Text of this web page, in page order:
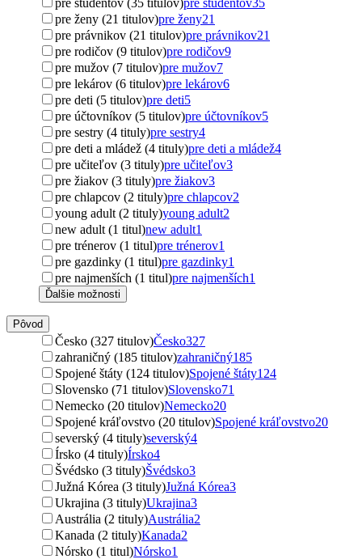
pre študentov (35 titulov)pre študentov35
pre ženy (21 titulov)pre ženy21
pre právnikov (21 titulov)pre právnikov21
pre rodičov (9 titulov)pre rodičov9
pre mužov (7 titulov)pre mužov7
pre lekárov (6 titulov)pre lekárov6
pre deti (5 titulov)pre deti5
pre účtovníkov (5 titulov)pre účtovníkov5
pre sestry (4 tituly)pre sestry4
pre deti a mládež (4 tituly)pre deti a mládež4
pre učiteľov (3 tituly)pre učiteľov3
pre žiakov (3 tituly)pre žiakov3
pre chlapcov (2 tituly)pre chlapcov2
young adult (2 tituly)young adult2
new adult (1 titul)new adult1
pre trénerov (1 titul)pre trénerov1
pre gazdinky (1 titul)pre gazdinky1
pre najmenších (1 titul)pre najmenších1
Ďalšie možnosti
Pôvod
Česko (327 titulov)Česko327
zahraničný (185 titulov)zahraničný185
Spojené štáty (124 titulov)Spojené štáty124
Slovensko (71 titulov)Slovensko71
Nemecko (20 titulov)Nemecko20
Spojené kráľovstvo (20 titulov)Spojené kráľovstvo20
severský (4 tituly)severský4
Írsko (4 tituly)Írsko4
Švédsko (3 tituly)Švédsko3
Južná Kórea (3 tituly)Južná Kórea3
Ukrajina (3 tituly)Ukrajina3
Austrália (2 tituly)Austrália2
Kanada (2 tituly)Kanada2
Nórsko (1 titul)Nórsko1